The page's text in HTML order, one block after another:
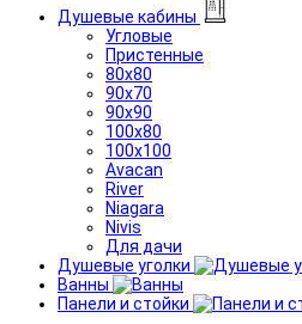
Душевые кабины
Угловые
Пристенные
80x80
90x70
90x90
100x80
100x100
Avacan
River
Niagara
Nivis
Для дачи
Душевые уголки
Ванны
Панели и стойки